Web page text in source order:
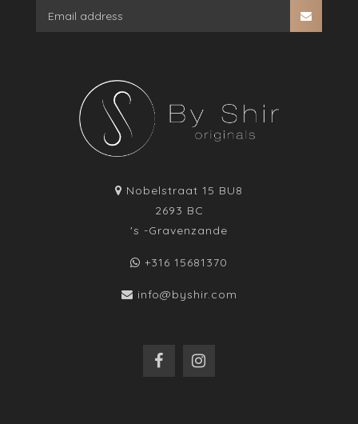
Nobelstraat 15 BU8
2693 BC
's -Gravenzande
+316 15681370
info@byshir.com